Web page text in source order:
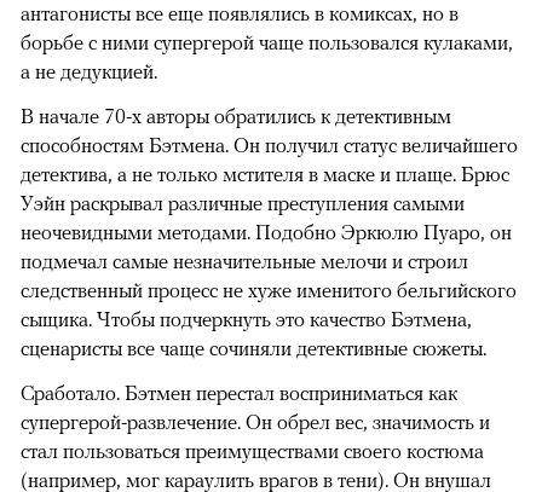
антагонисты все еще появлялись в комиксах, но в
борьбе с ними супергерой чаще пользовался кулаками,
а не дедукцией.
В начале 70-х авторы обратились к детективным
способностям Бэтмена. Он получил статус величайшего
детектива, а не только мстителя в маске и плаще. Брюс
Уэйн раскрывал различные преступления самыми
неочевидными методами. Подобно Эркюлю Пуаро, он
подмечал самые незначительные мелочи и строил
следственный процесс не хуже именитого бельгийского
сыщика. Чтобы подчеркнуть это качество Бэтмена,
сценаристы все чаще сочиняли детективные сюжеты.
Сработало. Бэтмен перестал восприниматься как
супергерой-развлечение. Он обрел вес, значимость и
стал пользоваться преимуществами своего костюма
(например, мог караулить врагов в тени). Он внушал